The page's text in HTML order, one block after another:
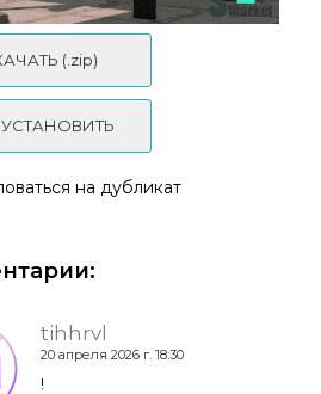
и ожоги» от kuttoe для Sims 4
(.zip)
УСТАНОВИТЬ
на дубликат
tihhrvl
20 апреля 2026 г. 18:30
!